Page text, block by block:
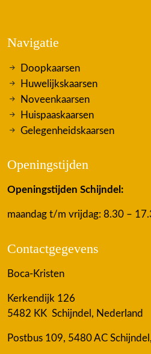
Navigatie
Doopkaarsen
Huwelijkskaarsen
Noveenkaarsen
Huispaaskaarsen
Gelegenheidskaarsen
Openingstijden
Openingstijden Schijndel:
maandag t/m vrijdag: 8.30 –
Contactgegevens
Boca-Kristen
Kerkendijk 126
5482 KK Schijndel, Nederland
Postbus 109, 5480 AC